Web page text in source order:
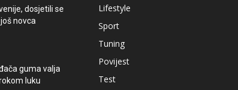
dosjetili se
novca
guma valja
luku
Lifestyle
Sport
Tuning
Povijest
Test